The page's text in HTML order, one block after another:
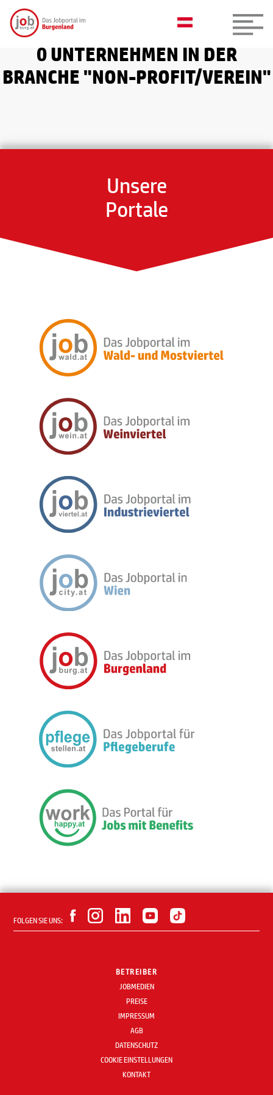
0 UNTERNEHMEN IN DER
BRANCHE "NON-PROFIT/VEREIN"
Unsere
Portale
FOLGEN SIE UNS:
BETREIBER
JOBMEDIEN
PREISE
IMPRESSUM
AGB
DATENSCHUTZ
COOKIE EINSTELLUNGEN
KONTAKT